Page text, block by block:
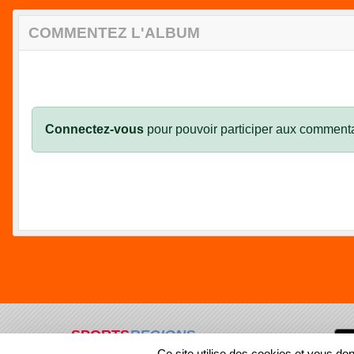
COMMENTEZ L'ALBUM
Connectez-vous pour pouvoir participer aux
SPORTSREGIONS